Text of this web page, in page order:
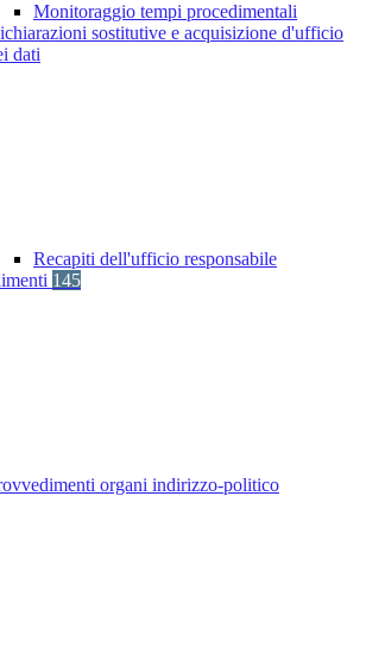
Monitoraggio tempi procedimentali
sostitutive e acquisizione d'ufficio
dati
Recapiti dell'ufficio responsabile
145
organi indirizzo-politico